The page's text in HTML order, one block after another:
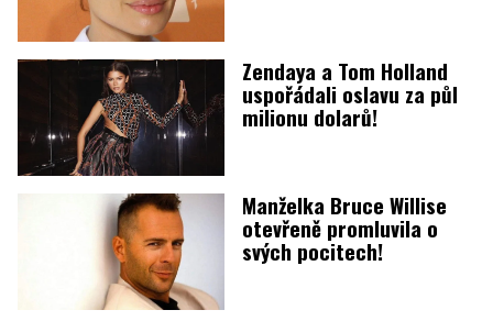
Zendaya a Tom Holland
uspořádali oslavu za půl
milionu dolarů!
Manželka Bruce Willise
otevřeně promluvila o
svých pocitech!